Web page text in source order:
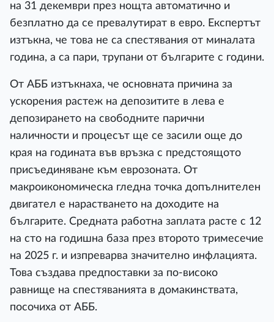
на 31 декември през нощта автоматично и
безплатно да се превалутират в евро. Експертът
изтъкна, че това не са спестявания от миналата
година, а са пари, трупани от българите с години.
От АББ изтъкнаха, че основната причина за
ускорения растеж на депозитите в лева е
депозирането на свободните парични
наличности и процесът ще се засили още до
края на годината във връзка с предстоящото
присъединяване към еврозоната. От
макроикономическа гледна точка допълнителен
двигател е нарастването на доходите на
българите. Средната работна заплата расте с 12
на сто на годишна база през второто тримесечие
на 2025 г. и изпреварва значително инфлацията.
Това създава предпоставки за по-високо
равнище на спестяванията в домакинствата,
посочиха от АББ.